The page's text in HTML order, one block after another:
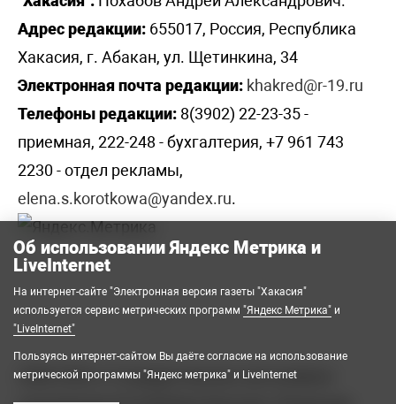
Адрес редакции: 655017, Россия, Республика
Хакасия, г. Абакан, ул. Щетинкина, 34
Электронная почта редакции: khakred@r-19.ru
Телефоны редакции: 8(3902) 22-23-35 -
приемная, 222-248 - бухгалтерия, +7 961 743
2230 - отдел рекламы,
elena.s.korotkowa@yandex.ru.
2008-2026 © Государственное автономное
Об использовании Яндекс Метрика и
LiveInternet
На интернет-сайте "Электронная версия газеты "Хакасия"
используется сервис метрических программ "Яндекс Метрика" и
"LiveInternet"
Пользуясь интернет-сайтом Вы даёте согласие на использование
метрической программы "Яндекс метрика" и LiveInternet